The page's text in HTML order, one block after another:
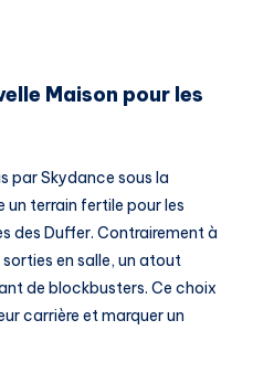
Maison pour les
par Skydance sous la
un terrain fertile pour les
des Duffer. Contrairement à
en salle, un atout
de blockbusters. Ce choix
carrière et marquer un